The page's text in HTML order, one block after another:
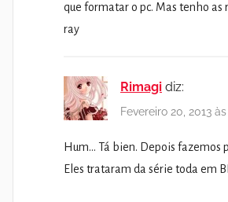
que formatar o pc. Mas tenho as
ray
Rimagi diz:
Fevereiro 20, 2013 às
Hum… Tá bien. Depois fazemos
Eles trataram da série toda em